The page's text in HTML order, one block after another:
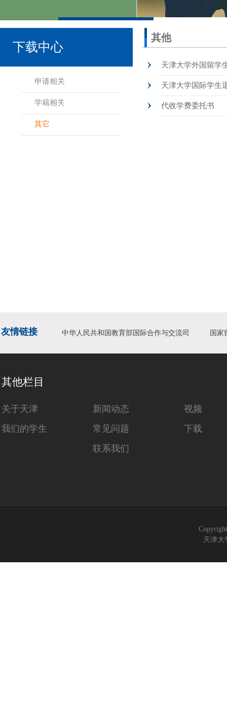
下载中心
申请相关
学籍相关
其它
其他
天津大学外国留学
天津大学国际学生
代收学费委托书
友情链接 中华人民共和国教育部国际合作与交流司 国家
其他栏目
关于天津
我们的学生
新闻动态
常见问题
联系我们
视频
下载
天津大